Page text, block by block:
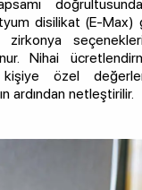
disilikat (E-Max)
Nihai
özel
ardından netleştirilir.